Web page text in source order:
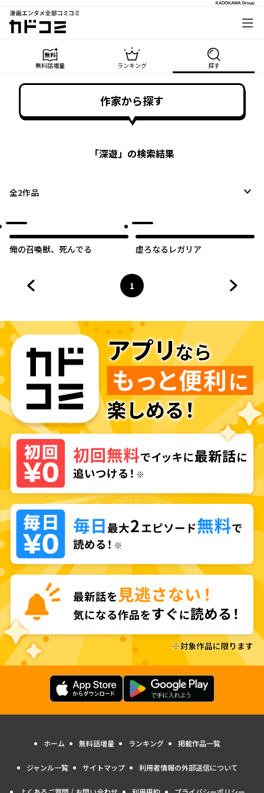
漫画エンタメ全部コミコミ
カドコミ
無料話増量 ランキング 探す
作家から探す
「深遊」の検索結果
全2作品
俺の召喚獣、死んでる 虚ろなるレガリア
ページ
1
へ
ホーム 無料話増量 ランキング 掲載作品一覧
ジャンル一覧 サイトマップ 利用者情報の外部送信について